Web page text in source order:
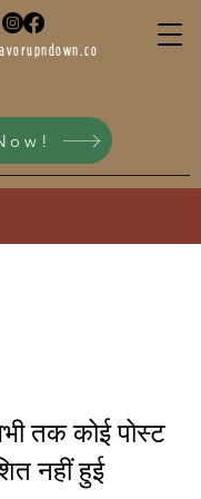
तक कोई पोस्ट
नहीं हुई